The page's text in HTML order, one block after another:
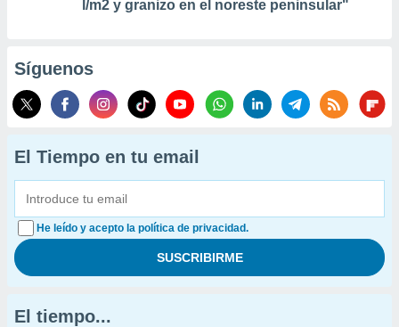
l/m2 y granizo en el noreste peninsular"
Síguenos
El Tiempo en tu email
He leído y acepto la política de privacidad.
El tiempo...